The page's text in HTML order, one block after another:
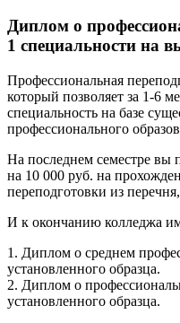
Диплом о
1 специальности на
Профессиональная
который позволяет за 1-6
специальность на базе
профессионального
На последнем семестре вы
на 10 000 руб. на
переподготовки из
И к окончанию колледжа
1. Диплом о среднем
установленного образца.
2. Диплом о
установленного образца.